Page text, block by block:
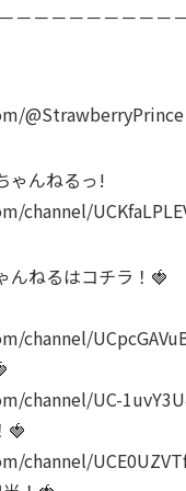
－－－－－－－－－
@StrawberryPrince
ゃんねるっ!
channel/
んねるはコチラ！🍓
channel/UC-
🍓
channel/